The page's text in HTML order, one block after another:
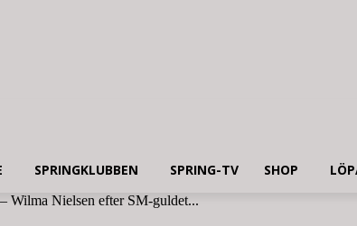
SPRINGKLUBBEN SPRING-TV SHOP
Wilma Nielsen efter SM-guldet...